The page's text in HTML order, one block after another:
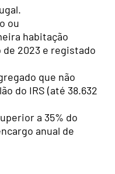
ou
habitação
de 2023 e registado
que não
do IRS (até 38.632
a 35% do
anual de